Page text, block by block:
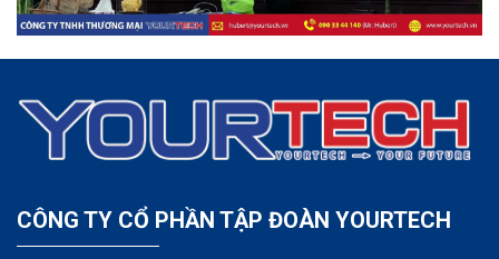
CÔNG TY CỔ PHẦN TẬP ĐOÀN YOURTECH